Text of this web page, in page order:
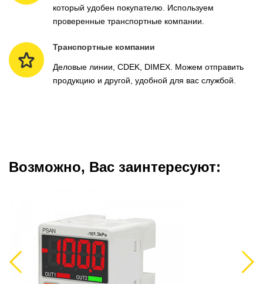
который удобен покупателю. Используем
проверенные транспортные компании.
Транспортные компании
Деловые линии, CDEK, DIMEX. Можем отправить
продукцию и другой, удобной для вас службой.
Возможно, Вас заинтересуют:
Previous Next